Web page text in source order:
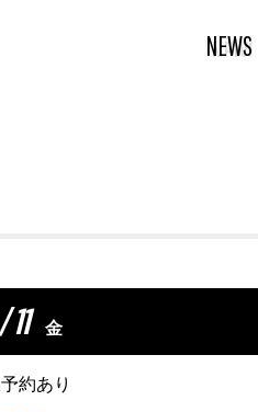
NEWS
11 金
約あり